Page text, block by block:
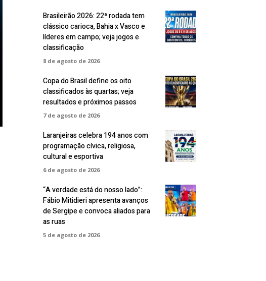
Brasileirão 2026: 22ª rodada tem
clássico carioca, Bahia x Vasco e
líderes em campo; veja jogos e
classificação
8 de agosto de 2026
Copa do Brasil define os oito
classificados às quartas; veja
resultados e próximos passos
7 de agosto de 2026
Laranjeiras celebra 194 anos com
programação cívica, religiosa,
cultural e esportiva
6 de agosto de 2026
“A verdade está do nosso lado”:
Fábio Mitidieri apresenta avanços
de Sergipe e convoca aliados para
as ruas
5 de agosto de 2026